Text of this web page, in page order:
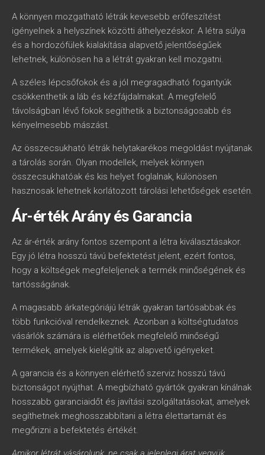
A könnyen mozgatható létrák kevesebb erőfeszítést
igényelnek a helyszínek közötti áthelyezéskor. A létra súlya
és a hordozófülek kialakítása alapvető jelentőségűek
lehetnek, különösen ha a létrát gyakran kell mozgatni.
A széles lépcsőfokok és a jól megragadható fogantyúk
csökkenthetik a láb és kézfájdalmakat. A megfelelő
távolságban lévő fokok segíthetik a biztonságosabb és
kényelmesebb mászást.
Az összecsukható létrák helytakarékos megoldást nyújtanak
a tárolás során. Olyan modellek, melyek könnyen
összecsukhatóak és kis helyet foglalnak, különösen
hasznosak lehetnek korlátozott tárolási lehetőségek esetén.
Ár-érték Arány és Garancia
Az ár-érték arány fontos szempont a létra kiválasztásakor.
Egy jó létra hosszú távú befektetést jelent, ezért fontos,
hogy a költségek megfeleljenek a termék minőségének és
tartósságának.
A magasabb árkategóriájú létrák gyakran tartósabbak és
több funkcióval rendelkeznek. Azonban a költségtudatos
vásárlók számára is elérhetőek megfelelő minőségű
termékek, amelyek kielégítik az alapvető igényeket.
A garancia és a könnyen elérhető szerviz hosszú távú
biztonságot nyújthat. A megbízható gyártók gyakran kínálnak
hosszabb garanciaidőt és javítási szolgáltatásokat, amelyek
segíthetnek meghosszabbítani a létra élettartamát és
megőrizni a befektetés értékét.